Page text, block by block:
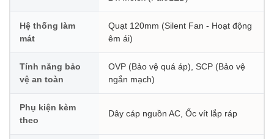
Hệ thống làm
mát
Quạt 120mm (Silent Fan - Hoạt động
êm ái)
Tính năng bảo
vệ an toàn
OVP (Bảo vệ quá áp), SCP (Bảo vệ
ngắn mạch)
Phụ kiện kèm
theo
Dây cáp nguồn AC, Ốc vít lắp ráp